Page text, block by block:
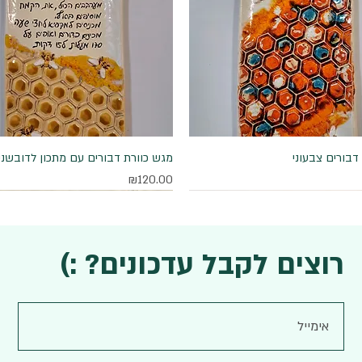
תצוגה מהירה
צבעוני תצוגה מהירה
מגש כוורת דבורים עם מתכון
מחיר
₪120.00
רוצים לקבל עדכונים? :)